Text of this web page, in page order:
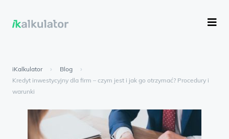
iKalkulator › Blog
›
Kredyt inwestycyjny dla firm – czym jest i jak go otrzymać? Procedury i
warunki